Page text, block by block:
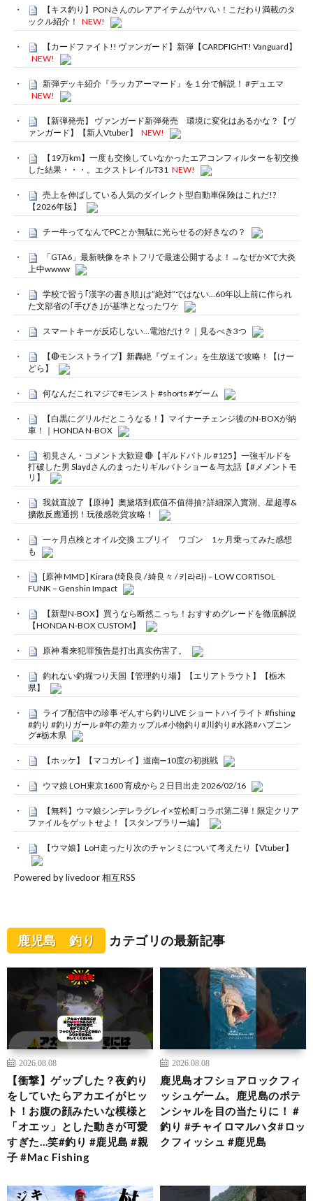
【キス釣り】PONさんのレアアイテムがヤバい！こだわり満載のタ
ックル紹介！
NEW!
【カードファイト!! ヴァンガード】新弾【CARDFIGHT! Vanguard】
NEW!
新弾デッキ紹介『ラッカアーマード』を１分で解説！ #デュエマ
NEW!
【新弾発売】 ヴァンガード新弾発売 環境に変化はあるかな？【ヴ
ァンガード】【新人Vtuber】
NEW!
【19万km】一度も交換していなかったエアコンフィルターを初交換
した結果・・・。エクストレイルT31 NEW!
売上を伸ばしている人気のダイレクト型自動車保険はこれだ!?
【2026年版】
チー牛ってなんでPCとか無駄に光らせるの好きなの？
「GTA6」最新映像をネトフリで最速公開するよ！→なぜかXで大炎
上中wwww
学校で習う｢漢字の書き順｣は”絶対”ではない…60年以上前に作られ
た文部省の｢手びき｣が基準となったワケ
スマートキーが反応しない…電池だけ？｜見るべき3つ
【🔴モンストライブ】新轟絶『ヴェイン』を生放送で攻略！【けー
どら】
何なんだこれマジで#モンスト #shorts #ゲーム
【白黒にグリルだとこうなる！】マイナーチェンジ後のN-BOXが納
車！｜HONDA N-BOX
初見さん・コメント大歓迎 🔴【ギルドバトル #125】一強ギルドを
打破した男 Slaydさんのまったりギルバトショー＆与太話【#メメントモ
リ】
我就直說了【原神】奧黛塔到底值不值得抽? 詳細深入實測、星超導&
擴散反應通拐！玩後感乾貨攻略！
一ヶ月点検とオイル交換 エブリイ ワゴン 1ヶ月乗ってみた感想
も
[原神 MMD ] Kirara (绮良良 / 綺良々 / 키라라) – LOW CORTISOL
FUNK – Genshin Impact
【新型N-BOX】買うなら断然こっち！おすすめグレードを徹底解説
【HONDA N-BOX CUSTOM】
原神 看来犯罪预告是打出真实伤害了。
釣れない釣堀つり天国【管理釣り場】【エリアトラウト】【栃木
県】
ライブ配信中の珍事 ぞんすら釣りLIVE ショートハイライト #fishing
#釣り #釣りガール #年の差カップル#小物釣り#川釣り#水路#ハプニン
グ#栃木県
【ホッケ】【マコガレイ】道南➖10度の初挑戦
ウマ娘 LOH東京1600 育成から２日目出走 2026/02/16
【無料】ウマ娘シンデレラグレイ×笠松町コラボ第二弾！限定クリア
ファイルをゲットせよ！【スタンプラリー編】
【ウマ娘】LoH走ったり次のチャンミについて考えたり【Vtuber】
Powered by livedoor 相互RSS
鹿児島 釣り カテゴリの最新記事
2026.08.08
【衝撃】ゲップした？夜釣り
をしていたらアカエイがヒッ
ト！お腹の顔みたいな模様と
「オエッ」とした動きが可愛
すぎた…笑#釣り #鹿児島 #親
子 #Mac Fishing
2026.08.08
鹿児島オフショアロックフィ
ッシュゲーム。鹿児島のポテ
ンシャルを目の当たりに！ #
釣り #チャイロマルハタ#ロッ
クフィッシュ #鹿児島